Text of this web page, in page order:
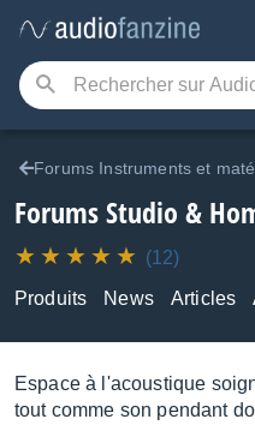
Forums Instruments et
Forums Studio &
(12)
Produits
News Articles
Espace à l'acoustique
tout comme son pendant